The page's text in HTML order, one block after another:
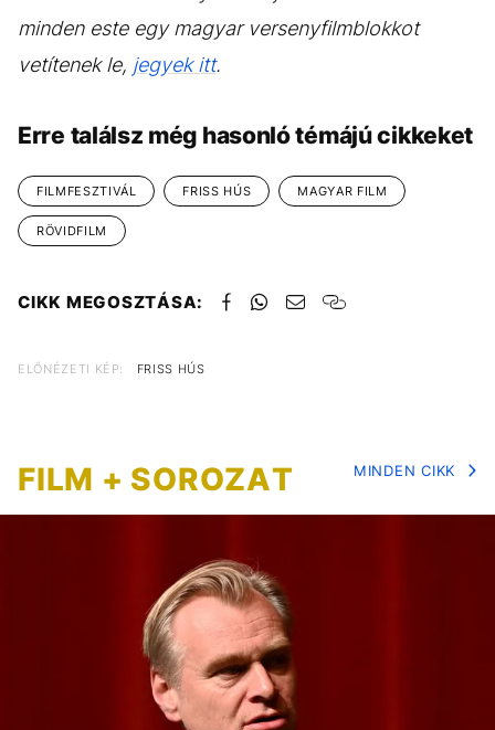
minden este egy magyar versenyfilmblokkot
vetítenek le, jegyek itt.
Erre találsz még hasonló témájú cikkeket
FILMFESZTIVÁL FRISS HÚS MAGYAR FILM
RÖVIDFILM
CIKK MEGOSZTÁSA:
ELŐNÉZETI KÉP: FRISS HÚS
FILM + SOROZAT MINDEN CIKK